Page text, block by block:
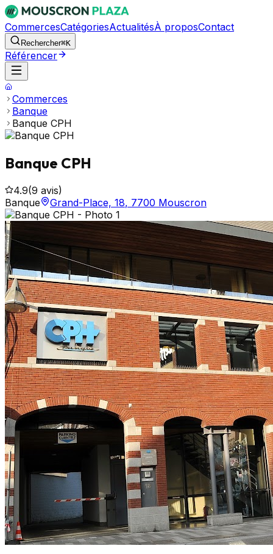
CommercesCatégoriesActualitésÀ proposContact
Rechercher⌘K
Référencer
Commerces
Banque
Banque CPH
Banque CPH
4.9(9 avis)
Banque
Grand-Place, 18, 7700 Mouscron